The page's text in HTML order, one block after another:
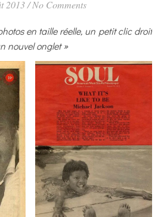
2013 / No Comments
nouvel onglet »